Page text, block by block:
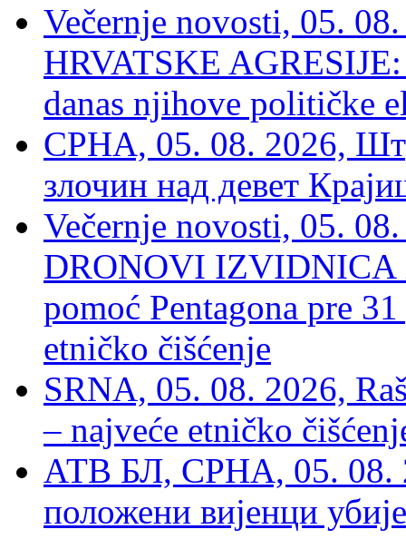
Večernje novosti, 05.
HRVATSKE
danas njihove političke
СРНА, 05. 08. 2026,
злочин над девет
Večernje novosti, 05.
DRONOVI IZVIDNICA
pomoć Pentagona pre
etničko čišćenje
SRNA, 05. 08. 2026,
– najveće etničko
АТВ БЛ, СРНА, 05. 08.
положени вијенци